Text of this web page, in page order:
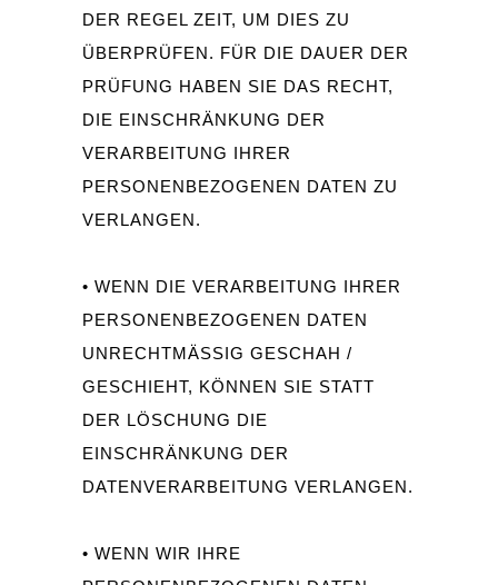
DER REGEL ZEIT, UM DIES ZU
ÜBERPRÜFEN. FÜR DIE DAUER DER
PRÜFUNG HABEN SIE DAS RECHT,
DIE EINSCHRÄNKUNG DER
VERARBEITUNG IHRER
PERSONENBEZOGENEN DATEN ZU
VERLANGEN.
• WENN DIE VERARBEITUNG IHRER
PERSONENBEZOGENEN DATEN
UNRECHTMÄSSIG GESCHAH / G
ESCHIEHT, KÖNNEN SIE STATT D
ER LÖSCHUNG DIE E
INSCHRÄNKUNG DER D
ATENVERARBEITUNG VERLANGEN.
• WENN WIR IHRE